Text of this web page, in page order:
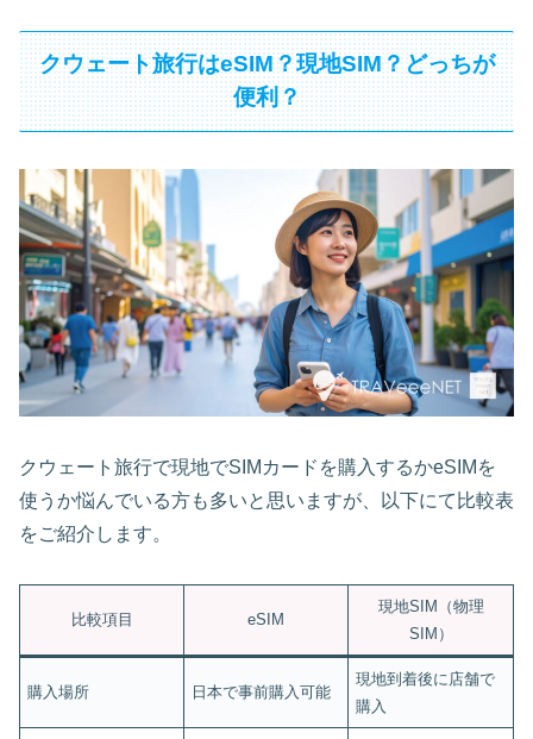
クウェート旅行はeSIM？現地SIM？どっちが
便利？
クウェート旅行で現地でSIMカードを購入するかeSIMを
使うか悩んでいる方も多いと思いますが、以下にて比較表
をご紹介します。
比較項目 eSIM
現地SIM（物理
SIM）
購入場所 日本で事前購入可能
現地到着後に店舗で
購入